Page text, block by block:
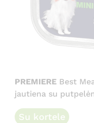
PREMIERE Best
jautiena su
Su kortele